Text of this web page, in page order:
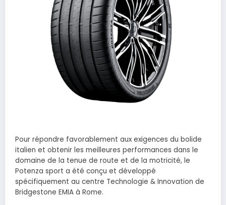
Pour répondre favorablement aux exigences du bolide
italien et obtenir les meilleures performances dans le
domaine de la tenue de route et de la motricité, le
Potenza sport a été conçu et développé
spécifiquement au centre Technologie & Innovation de
Bridgestone EMIA à Rome.